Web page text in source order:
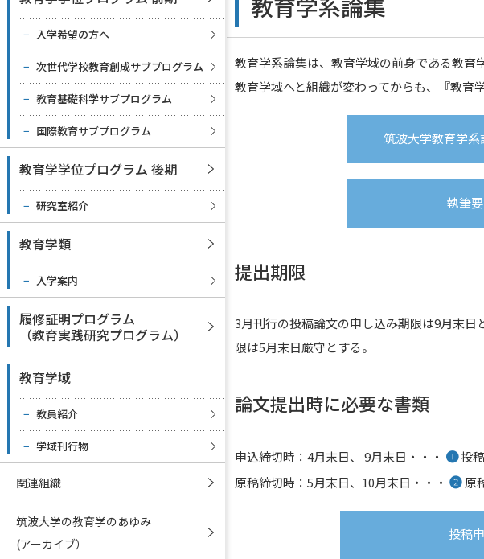
入学希望の方へ
次世代学校教育創成サブプログラム
教育基礎科学サブプログラム
国際教育サブプログラム
教育学学位プログラム 後期
研究室紹介
教育学類
入学案内
履修証明プログラム
（教育実践研究プログラム）
教育学域
教員紹介
学域刊行物
関連組織
筑波大学の教育学のあゆみ
(アーカイブ）
教育学系論集
教育学系論集は、教育学域の前身である教育
教育学域へと組織が変わってからも、『教育
筑波大学教育学系
執筆
提出期限
3月刊行の投稿論文の申し込み期限は9月末
限は5月末日厳守とする。
論文提出時に必要な書類
申込締切時：4月末日、 9月末日・・・ ❶投
原稿締切時：5月末日、10月末日・・・ ❷原
投稿